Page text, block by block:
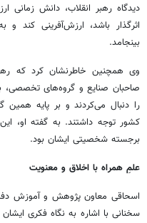
دیدگاه رهبر انقلاب، دانش زمانی
اثرگذار باشد، ارزش‌آفرینی کند
بینجامد.
وی همچنین خاطرنشان کرد که
صاحبان صنایع و گروه‌های
را دنبال می‌کردند و بر پایه
کشور توجه داشتند. به گفته او،
برجسته شخصیتی ایشان بود.
علمِ همراه با اخلاق و معنویت
اسحاقی معاون پژوهش و آموزش
سخنانی با اشاره به نگاه فکری